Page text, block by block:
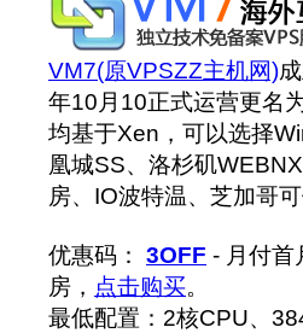
VM7(原VPSZZ主机网)
年10月10正式运营更名
均基于Xen，可以选择
凰城SS、洛杉矶
房、IO波特温、芝加哥
优惠码： 3OFF - 月付首
房， 点击购买。
最低配置：2核CPU、